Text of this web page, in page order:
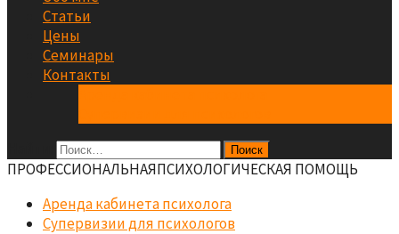
Статьи
Цены
Семинары
Контакты
ПРОФЕCСИОНАЛЬНАЯПСИХОЛОГИЧЕСКАЯ ПОМОЩЬ
Аренда кабинета психолога
Супервизии для психологов